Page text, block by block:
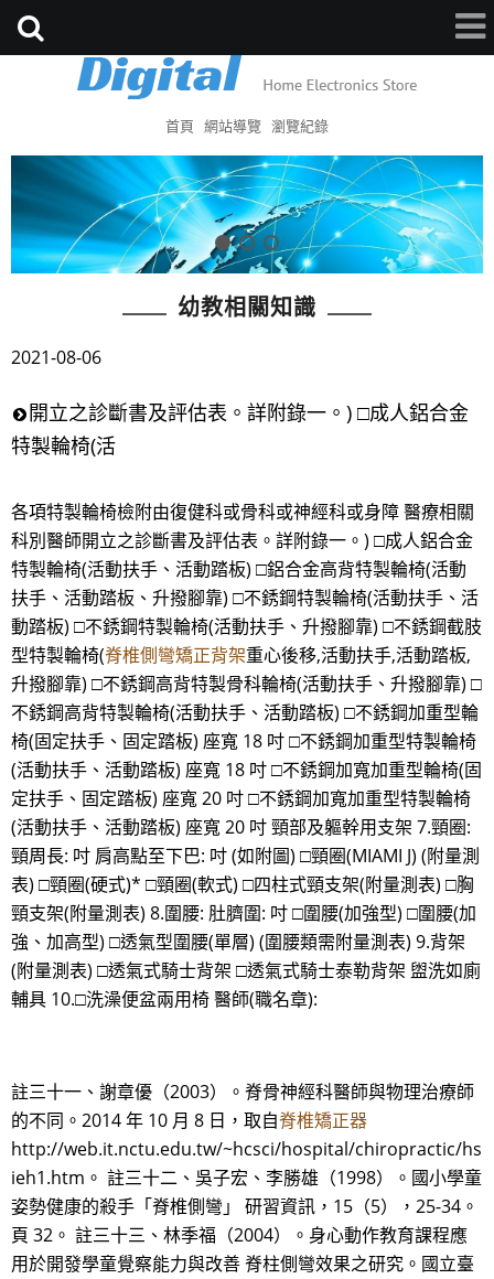
首頁 網站導覽 瀏覽紀錄
幼教相關知識
2021-08-06
開立之診斷書及評估表。詳附錄一。) □成人鋁合金
特製輪椅(活
各項特製輪椅檢附由復健科或骨科或神經科或身障 醫療相關
科別醫師開立之診斷書及評估表。詳附錄一。) □成人鋁合金
特製輪椅(活動扶手、活動踏板) □鋁合金高背特製輪椅(活動
扶手、活動踏板、升撥腳靠) □不銹鋼特製輪椅(活動扶手、活
動踏板) □不銹鋼特製輪椅(活動扶手、升撥腳靠) □不銹鋼截肢
型特製輪椅(脊椎側彎矯正背架重心後移,活動扶手,活動踏板,
升撥腳靠) □不銹鋼高背特製骨科輪椅(活動扶手、升撥腳靠) □
不銹鋼高背特製輪椅(活動扶手、活動踏板) □不銹鋼加重型輪
椅(固定扶手、固定踏板) 座寬 18 吋 □不銹鋼加重型特製輪椅
(活動扶手、活動踏板) 座寬 18 吋 □不銹鋼加寬加重型輪椅(固
定扶手、固定踏板) 座寬 20 吋 □不銹鋼加寬加重型特製輪椅
(活動扶手、活動踏板) 座寬 20 吋 頸部及軀幹用支架 7.頸圈:
頸周長: 吋 肩高點至下巴: 吋 (如附圖) □頸圈(MIAMI J) (附量測
表) □頸圈(硬式)* □頸圈(軟式) □四柱式頸支架(附量測表) □胸
頸支架(附量測表) 8.圍腰: 肚臍圍: 吋 □圍腰(加強型) □圍腰(加
強、加高型) □透氣型圍腰(單層) (圍腰類需附量測表) 9.背架
(附量測表) □透氣式騎士背架 □透氣式騎士泰勒背架 盥洗如廁
輔具 10.□洗澡便盆兩用椅 醫師(職名章):
註三十一、謝章優（2003）。脊骨神經科醫師與物理治療師
的不同。2014 年 10 月 8 日，取自脊椎矯正器
http://web.it.nctu.edu.tw/~hcsci/hospital/chiropractic/hs
ieh1.htm。 註三十二、吳子宏、李勝雄（1998）。國小學童
姿勢健康的殺手「脊椎側彎」 研習資訊，15（5），25-34。
頁 32。 註三十三、林季福（2004）。身心動作教育課程應
用於開發學童覺察能力與改善 脊柱側彎效果之研究。國立臺